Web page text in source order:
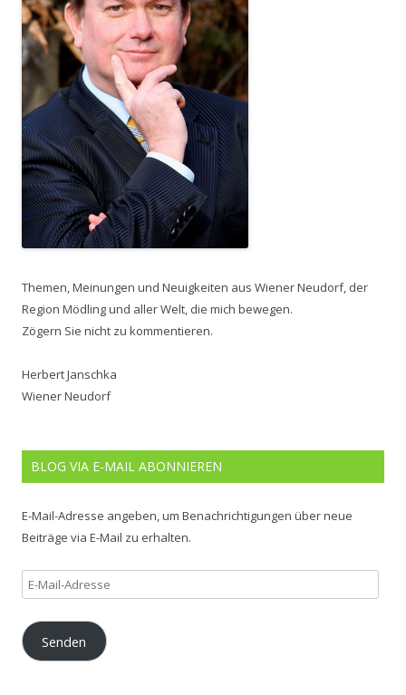
Themen, Meinungen und Neuigkeiten aus Wiener Neudorf, der
Region Mödling und aller Welt, die mich bewegen.
Zögern Sie nicht zu kommentieren.
Herbert Janschka
Wiener Neudorf
BLOG VIA E-MAIL ABONNIEREN
E-Mail-Adresse angeben, um Benachrichtigungen über neue
Beiträge via E-Mail zu erhalten.
E-
Mail-
Adresse
Senden